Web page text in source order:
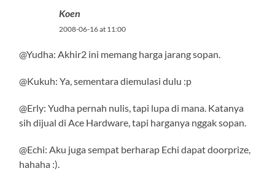
Koen
2008-06-16 at 11:00
@Yudha: Akhir2 ini memang harga jarang sopan.
@Kukuh: Ya, sementara diemulasi dulu :p
@Erly: Yudha pernah nulis, tapi lupa di mana. Katanya
sih dijual di Ace Hardware, tapi harganya nggak sopan.
@Echi: Aku juga sempat berharap Echi dapat doorprize,
hahaha :).